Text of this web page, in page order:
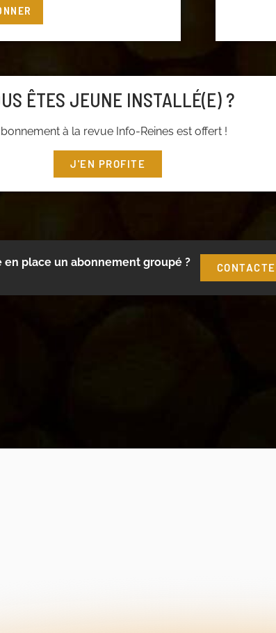
de 5€ de réduction !
adhérent ou cliquez
ÊTES JEUNE INSTALLÉ(E) ?
à la revue Info-Reines est offert !
J'EN PROFITE
en place un abonnement groupé ?